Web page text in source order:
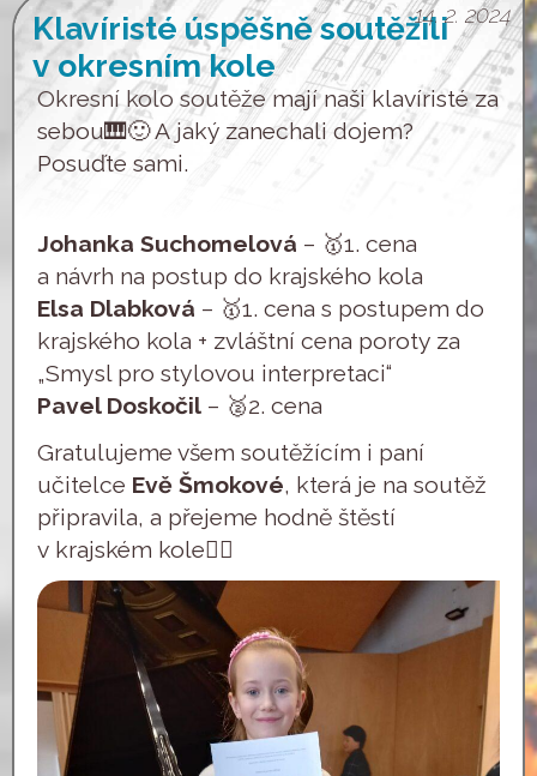
Klavíristé úspěšně soutěžili
v okresním kole
14. 2. 2024
Okresní kolo soutěže mají naši klavíristé za
sebou🎹🙂 A jaký zanechali dojem?
Posuďte sami.
Johanka Suchomelová – 🥇1. cena
a návrh na postup do krajského kola
Elsa Dlabková – 🥇1. cena s postupem do
krajského kola + zvláštní cena poroty za
„Smysl pro stylovou interpretaci“
Pavel Doskočil – 🥈2. cena
Gratulujeme všem soutěžícím i paní
učitelce Evě Šmokové, která je na soutěž
připravila, a přejeme hodně štěstí
v krajském kole👍🏻